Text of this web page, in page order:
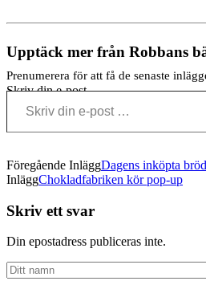
Upptäck mer från Robbans
Prenumerera för att få de senaste
Skriv din e-post …
Föregående InläggDagens inköpta
InläggChokladfabriken kör pop-up
Skriv ett svar
Din epostadress publiceras inte.